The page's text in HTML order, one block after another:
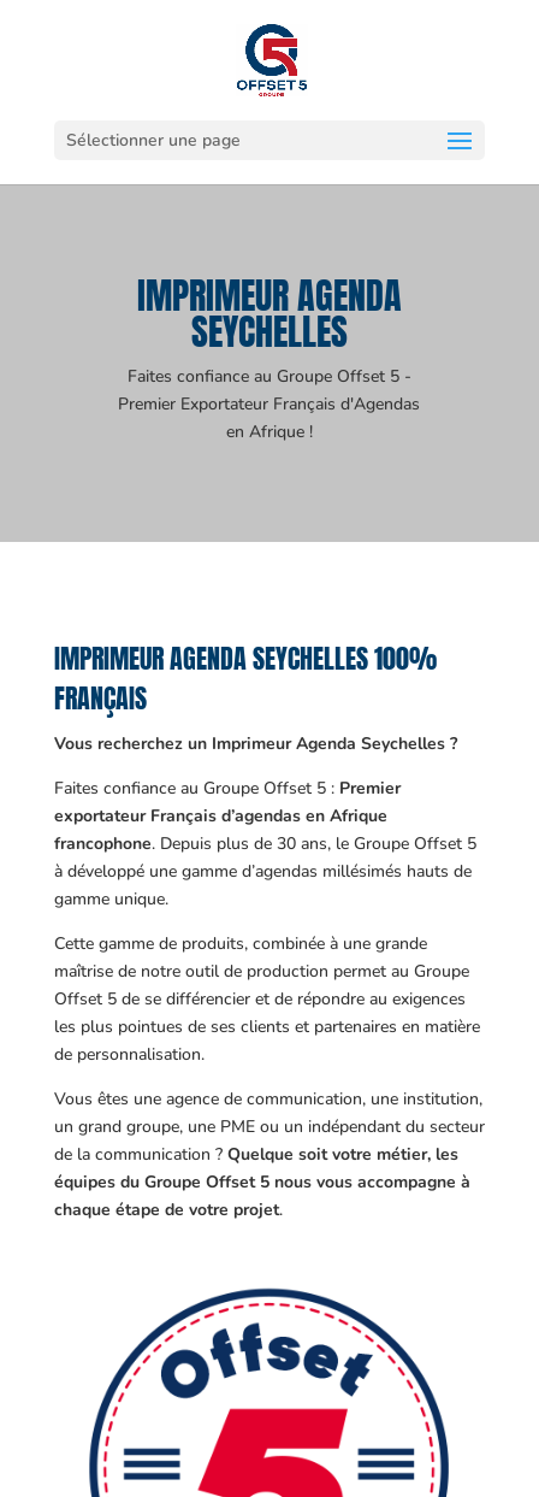
Sélectionner une page
IMPRIMEUR AGENDA
SEYCHELLES
Faites confiance au Groupe Offset 5 -
Premier Exportateur Français d'Agendas
en Afrique !
IMPRIMEUR AGENDA SEYCHELLES 100%
FRANÇAIS
Vous recherchez un Imprimeur Agenda Seychelles ?
Faites confiance au Groupe Offset 5 : Premier
exportateur Français d’agendas en Afrique
francophone. Depuis plus de 30 ans, le Groupe Offset 5
à développé une gamme d’agendas millésimés hauts de
gamme unique.
Cette gamme de produits, combinée à une grande
maîtrise de notre outil de production permet au Groupe
Offset 5 de se différencier et de répondre au exigences
les plus pointues de ses clients et partenaires en matière
de personnalisation.
Vous êtes une agence de communication, une institution,
un grand groupe, une PME ou un indépendant du secteur
de la communication ? Quelque soit votre métier, les
équipes du Groupe Offset 5 nous vous accompagne à
chaque étape de votre projet.